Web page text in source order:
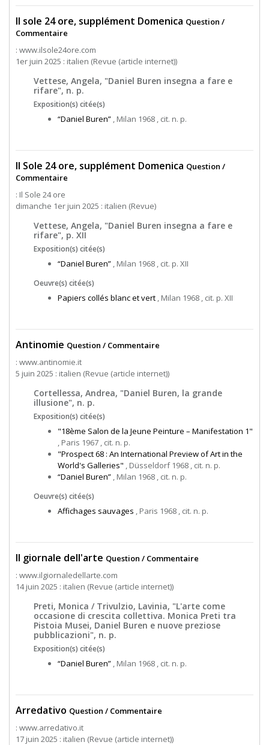
Il sole 24 ore, supplément Domenica Question /
Commentaire
: www.ilsole24ore.com
1er juin 2025 : italien (Revue (article internet))
Vettese, Angela, "Daniel Buren insegna a fare e
rifare", n. p.
Exposition(s) citée(s)
“Daniel Buren” , Milan 1968 , cit. n. p.
Il Sole 24 ore, supplément Domenica Question /
Commentaire
: Il Sole 24 ore
dimanche 1er juin 2025 : italien (Revue)
Vettese, Angela, "Daniel Buren insegna a fare e
rifare", p. XII
Exposition(s) citée(s)
“Daniel Buren” , Milan 1968 , cit. p. XII
Oeuvre(s) citée(s)
Papiers collés blanc et vert , Milan 1968 , cit. p. XII
Antinomie Question / Commentaire
: www.antinomie.it
5 juin 2025 : italien (Revue (article internet))
Cortellessa, Andrea, "Daniel Buren, la grande
illusione", n. p.
Exposition(s) citée(s)
"18ème Salon de la Jeune Peinture – Manifestation 1"
, Paris 1967 , cit. n. p.
"Prospect 68 : An International Preview of Art in the
World's Galleries" , Düsseldorf 1968 , cit. n. p.
“Daniel Buren” , Milan 1968 , cit. n. p.
Oeuvre(s) citée(s)
Affichages sauvages , Paris 1968 , cit. n. p.
Il giornale dell'arte Question / Commentaire
: www.ilgiornaledellarte.com
14 juin 2025 : italien (Revue (article internet))
Preti, Monica / Trivulzio, Lavinia, "L'arte come
occasione di crescita collettiva. Monica Preti tra
Pistoia Musei, Daniel Buren e nuove preziose
pubblicazioni", n. p.
Exposition(s) citée(s)
“Daniel Buren” , Milan 1968 , cit. n. p.
Arredativo Question / Commentaire
: www.arredativo.it
17 juin 2025 : italien (Revue (article internet))